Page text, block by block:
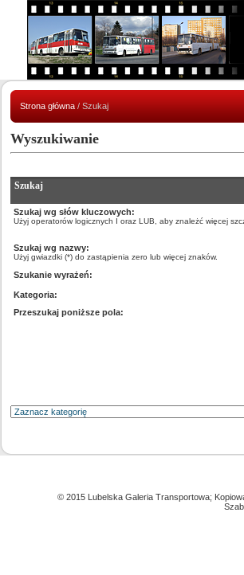
Strona główna / Szukaj
Wyszukiwanie
Szukaj
Szukaj wg słów kluczowych:
Użyj operatorów logicznych I oraz LUB, aby znależć więcej
Szukaj wg nazwy:
Użyj gwiazdki (*) do zastąpienia zero lub więcej znaków.
Szukanie wyrażeń:
Kategoria:
Przeszukaj poniższe pola:
© 2015 Lubelska Galeria Transportowa;